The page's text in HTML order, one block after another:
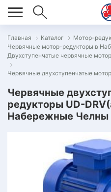
Главная Каталог
Мотор-
Червячные
Двухступенчатые червячные
Червячные двухступенчатые
Червячные
редукторы UD-
Набережные Челны